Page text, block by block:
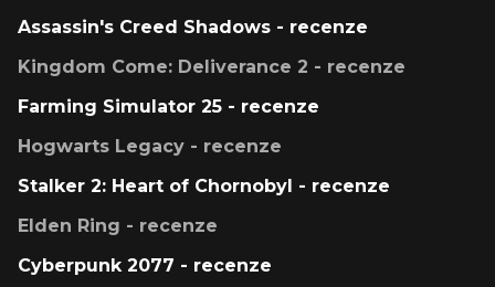
Assassin's Creed Shadows - recenze
Kingdom Come: Deliverance 2 - recenze
Farming Simulator 25 - recenze
Hogwarts Legacy - recenze
Stalker 2: Heart of Chornobyl - recenze
Elden Ring - recenze
Cyberpunk 2077 - recenze